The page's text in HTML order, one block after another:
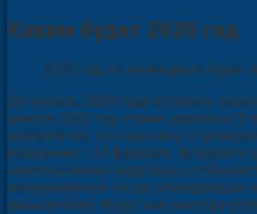
Каким будет 2020 год
2020 год по календарю будет
До нового 2020 года осталось
многих 2020 год станет удачным. В
касается тех, кто наконец-то
рождения – 29 февраля. Астрологи
«високосники» наделены особыми
неординарные люди, обладающие
мышлением, будут как никогда